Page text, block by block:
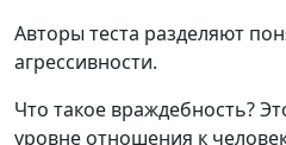
Авторы теста разделяют
агрессивности.
Что такое враждебность?
уровне отношения к